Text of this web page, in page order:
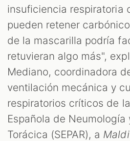
insuficiencia respiratoria
pueden retener
de la mascarilla podría
retuvieran algo más",
Mediano, coordinadora
ventilación mecánica y
respiratorios críticos de
Española de Neumología
Torácica (SEPAR), a